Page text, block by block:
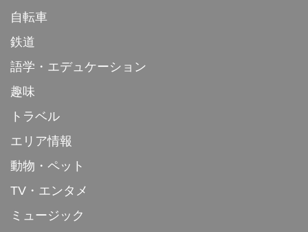
自転車
鉄道
語学・エデュケーション
趣味
トラベル
エリア情報
動物・ペット
TV・エンタメ
ミュージック